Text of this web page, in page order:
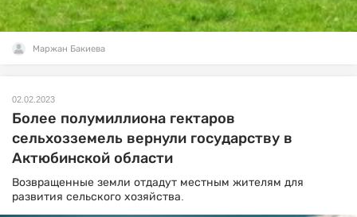
Маржан Бакиева
02.02.2023
Более полумиллиона гектаров
сельхозземель вернули государству в
Актюбинской области
Возвращенные земли отдадут местным жителям для
развития сельского хозяйства.